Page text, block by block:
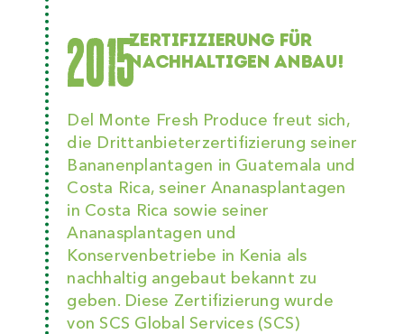
2015ZERTIFIZIERUNG FÜR
NACHHALTIGEN ANBAU!
Del Monte Fresh Produce freut sich,
die Drittanbieterzertifizierung seiner
Bananenplantagen in Guatemala und
Costa Rica, seiner Ananasplantagen
in Costa Rica sowie seiner
Ananasplantagen und
Konservenbetriebe in Kenia als
nachhaltig angebaut bekannt zu
geben. Diese Zertifizierung wurde
von SCS Global Services (SCS)